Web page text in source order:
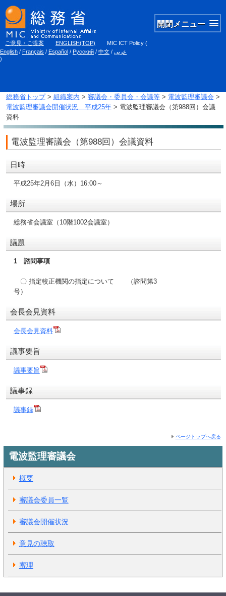
開閉メニュー
ご意見・ご提案 ENGLISH(TOP) MIC ICT Policy (
English / Français / Español / Русский / 中文 / عربي
)
総務省トップ> 組織案内 > 審議会・委員会・会議等> 電波監理審議会 >
電波監理審議会開催状況 平成25年> 電波監理審議会（第988回）会議
資料
電波監理審議会（第988回）会議資料
日時
平成25年2月6日（水）16:00～
場所
総務省会議室（10階1002会議室）
議題
1 諮問事項
〇 指定較正機関の指定について （諮問第3
号
会長会見資料
会長会見資料
議事要旨
議事要旨
議事録
議事録
ページトップへ戻る
電波監理審議会
概要
審議会委員一覧
審議会開催状況
意見の聴取
審理